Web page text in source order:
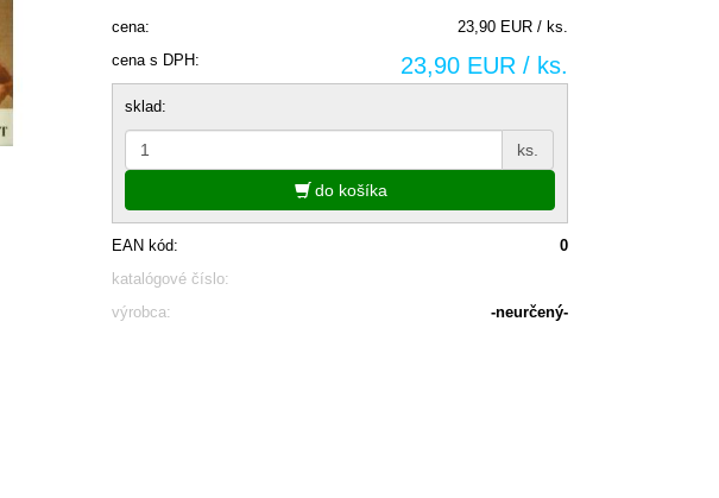
cena:
23,90 EUR / ks.
cena s DPH:
23,90 EUR / ks.
sklad:
ks.
do košíka
EAN kód:
0
katalógové číslo:
výrobca:
-neurčený-